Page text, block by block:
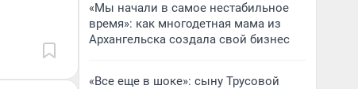
«Мы начали в самое нестабильное
время»: как многодетная мама из
Архангельска создала свой бизнес
«Все еще в шоке»: сыну Трусовой